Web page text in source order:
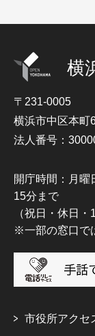
横
〒231-0005
横浜市中区本町
法人番号：
開庁時間：月曜
15分まで
（祝日・休日
※一部の窓口で
市役所アクセ